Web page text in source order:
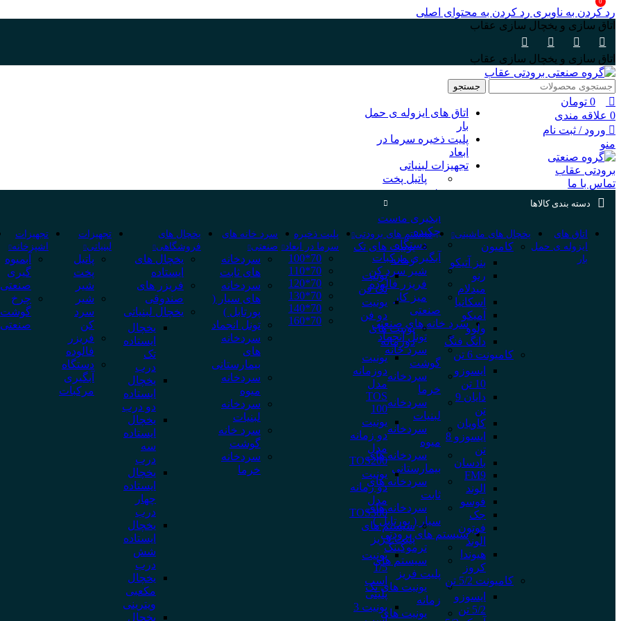
رد کردن به ناوبری رد کردن به محتوای اصلی
اتاق سازی و یخچال سازی عقاب
اتاق سازی و یخچال سازی عقاب
اتاق های ایزوله ی حمل
بار
پلیت ذخیره سرما در
ابعاد
تجهیزات لبنیاتی
پاتیل پخت
شیر
آبگیری ماست
چکیده
دستگاه
آبگیری مرکبات
شیر سرد کن
فریزر فالوده
میز کار
صنعتی
سرد خانه های صنعتی
تونل انجماد
سرد خانه
گوشت
سردخانه
خرما
سردخانه
لبنیات
سردخانه
میوه
سردخانه های
بیمارستانی
سردخانه های
ثابت
سردخانه های
سیار ( پورتابل )
سیستم های برودتی
ترموکینگ
سیستم های
پلیت فریز
یونیت های تک
زمانه
یونیت های
جستجو
0
0 تومان
0 علاقه مندی
ورود / ثبت نام
منو
تماس با ما
دسته بندی کالاها
اتاق های
ایزوله ی حمل
بار
یخچال های ماشینی
کامیون
بنز آتیکو
رنو
میدلام
اسکانیا
آمیکو
ولوو
دانگ فنگ
کامیونت 6 تن
ایسوزو
10 تن
دایان 9
تن
کاویان
ایسوزو 8
تن
بادسان
FM9
الوند
فوسو
جک
فوتون
الوند
هیوندا
کروز
کامیونت 5/2 تن
ایسوزو
5/2 تن
سیستم های برودتی
یونیت های تک
زمانه
یونیت
تک فن
یونیت
دو فن
یونیت های
دوزمانه
یونیت
دوزمانه
مدل
TOS
100
یونیت
دو زمانه
مدل
TOS200
یونیت
دو زمانه
مدل
TOS300
سیستم های
پلیت فریز
یونیت
1/5
اسب
پلیتی
یونیت 3
پلیت ذخیره
سرما در ابعاد
70*100
70*110
70*120
70*130
70*140
70*160
سرد خانه های
صنعتی
سردخانه
های ثابت
سردخانه
های سیار (
پورتابل )
تونل انجماد
سردخانه
های
بیمارستانی
سردخانه
میوه
سردخانه
لبنیات
سرد خانه
گوشت
سردخانه
خرما
یخچال های
فروشگاهی
یخچال های
ایستاده
فریزر های
صندوقی
یخچال لبنیاتی
یخچال
ایستاده
تک
درب
یخچال
ایستاده
دو درب
یخچال
ایستاده
سه
درب
یخچال
ایستاده
چهار
درب
یخچال
ایستاده
شش
درب
یخچال
مکعبی
ویترینی
یخچال
تجهیزات
لبنیاتی
پاتیل
پخت
شیر
شیر
سرد
کن
فریزر
فالوده
دستگاه
آبگیری
مرکبات
تجهیزات
اشپزخانه
آبمیوه
گیری
صنعتی
چرخ
گوشت
صنعتی